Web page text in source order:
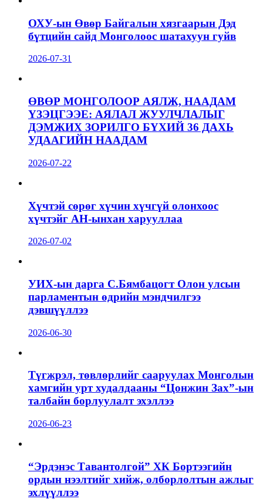
ОХУ-ын Өвөр Байгалын хязгаарын Дэд
бүтцийн сайд Монголоос шатахуун гуйв
2026-07-31
ӨВӨР МОНГОЛООР АЯЛЖ, НААДАМ
ҮЗЭЦГЭЭЕ: АЯЛАЛ ЖУУЛЧЛАЛЫГ
ДЭМЖИХ ЗОРИЛГО БҮХИЙ 36 ДАХЬ
УДААГИЙН НААДАМ
2026-07-22
Хүчтэй сөрөг хүчин хүчгүй олонхоос
хүчтэйг АН-ынхан харууллаа
2026-07-02
УИХ-ын дарга С.Бямбацогт Олон улсын
парламентын өдрийн мэндчилгээ
дэвшүүллээ
2026-06-30
Түгжрэл, төвлөрлийг сааруулах Монголын
хамгийн урт худалдааны “Цонжин Зах”-ын
талбайн борлуулалт эхэллээ
2026-06-23
“Эрдэнэс Тавантолгой” ХК Бортээгийн
ордын нээлтийг хийж, олборлолтын ажлыг
эхлүүллээ